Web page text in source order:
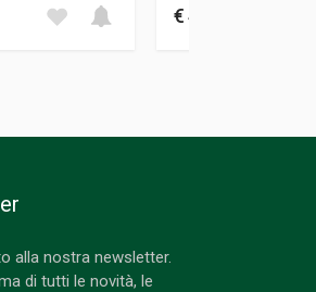
€ 49,00
alla nostra newsletter.
di tutti le novità, le